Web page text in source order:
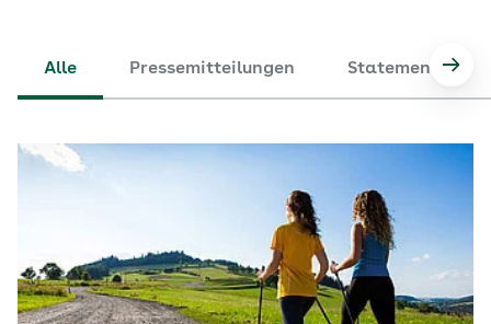
Alle Pressemitteilungen Statements